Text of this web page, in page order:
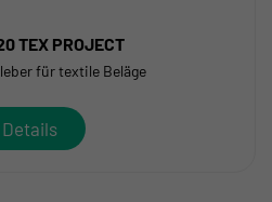
TEX PROJECT
für textile Beläge
Details